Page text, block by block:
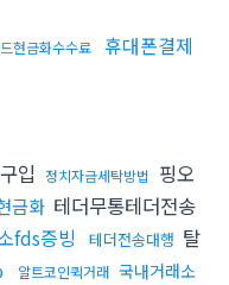
현금화수수료
휴대폰결제
입 정치자금세탁방법
핑오
금화 테더무통테더전송
fds증빙 테더전송대행 탈
알트코인퀵거래 국내거래소